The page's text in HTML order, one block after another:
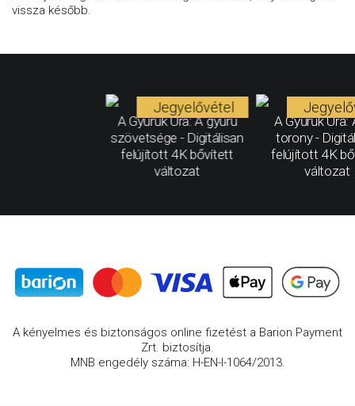
vissza később.
A Gyűrűk Ura: A gyűrű
szövetsége - Digitálisan
felújított 4K bővített
változat
Jegyelővétel
A Gyűrűk Ura:
torony -
felújított 4K
változat
A kényelmes és biztonságos online fizetést a Barion Payment
Zrt. biztosítja.
MNB engedély száma: H-EN-I-1064/2013.